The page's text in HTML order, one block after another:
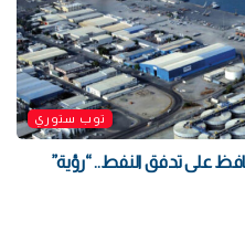
توب ستوري
على تدفق النفط.. “رؤية”